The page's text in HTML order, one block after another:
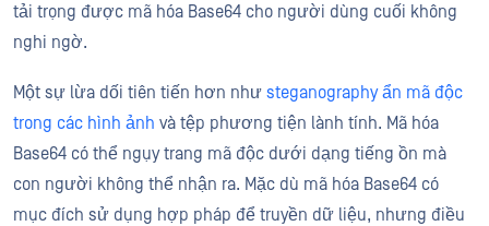
tải trọng được mã hóa Base64 cho người dùng cuối không
nghi ngờ.
Một sự lừa dối tiên tiến hơn như steganography ẩn mã độc
trong các hình ảnh và tệp phương tiện lành tính. Mã hóa
Base64 có thể ngụy trang mã độc dưới dạng tiếng ồn mà
con người không thể nhận ra. Mặc dù mã hóa Base64 có
mục đích sử dụng hợp pháp để truyền dữ liệu, nhưng điều